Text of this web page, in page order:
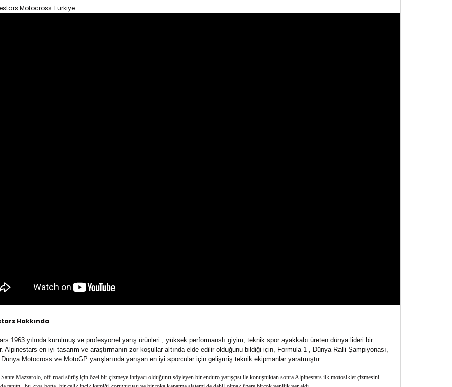
Hakkında
1963 yılında kurulmuş ve profesyonel yarış ürünleri , yüksek performanslı giyim, teknik spor ayakkabı üreten dünya lideri bir
Alpinestars en iyi tasarım ve araştırmanın zor koşullar altında elde edilir olduğunu bildiği için, Formula 1 , Dünya Ralli Şampiyonası,
Motocross ve MotoGP yarışlarında yarışan en iyi sporcular için gelişmiş teknik ekipmanlar yaratmıştır.
Mazzarolo, off-road sürüş için özel bir çizmeye ihtiyacı olduğunu söyleyen bir enduro yarışçısı ile konuştuktan sonra Alpinestars ilk motosiklet çizmesini